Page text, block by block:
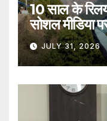
10 साल के
सोशल मीडिया
JULY 31, 2026